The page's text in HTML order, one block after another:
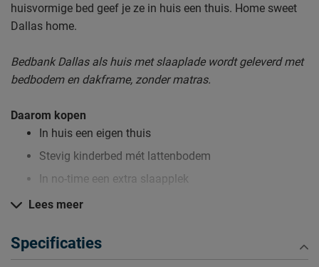
huisvormige bed geef je ze in huis een thuis. Home sweet
Dallas home.
Bedbank Dallas als huis met slaaplade wordt geleverd met
bedbodem en dakframe, zonder matras.
Daarom kopen
In huis een eigen thuis
Stevig kinderbed mét lattenbodem
In no-time een extra slaapplek
Kijk bij het kopje ‘Goed om te weten’ om alle tips & tricks te
zien.
Lees meer
Specificaties